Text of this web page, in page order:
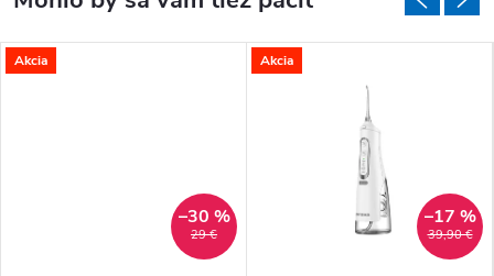
Akcia
29 €
–30 %
Akcia
39,90 €
–17 %